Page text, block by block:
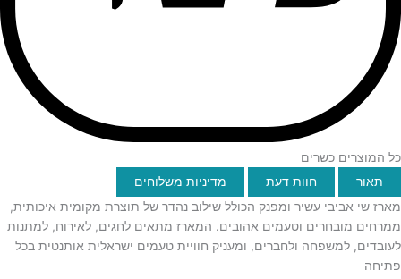
כל המוצרים כשרים
תאור
חוות דעת
מדיניות משלוחים
מארז שי אביבי עשיר ומפנק הכולל שילוב נהדר של תוצרת מקומית איכותית,
ממרחים מובחרים וטעמים אהובים. המארז מתאים לחגים, לאירוח, למתנות
לעובדים, למשפחה ולחברים, ומעניק חוויית טעמים ישראלית אותנטית בכל
פתיחה